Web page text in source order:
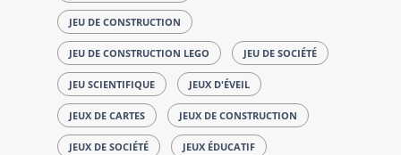
JEU DE CONSTRUCTION
JEU DE CONSTRUCTION LEGO JEU DE SOCIÉTÉ
JEU SCIENTIFIQUE JEUX D'ÉVEIL
JEUX DE CARTES JEUX DE CONSTRUCTION
JEUX DE SOCIÉTÉ JEUX ÉDUCATIF